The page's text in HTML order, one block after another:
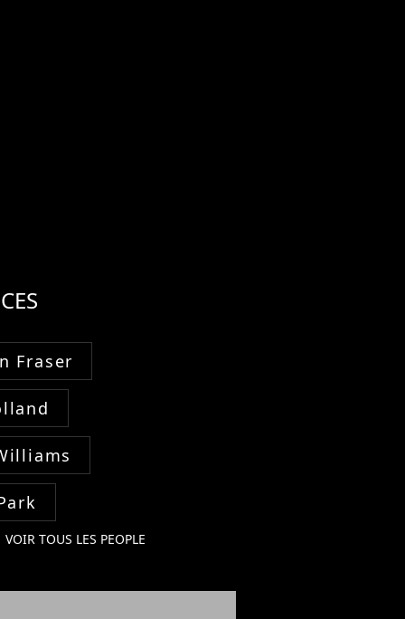
Fraser
VOIR TOUS LES PEOPLE